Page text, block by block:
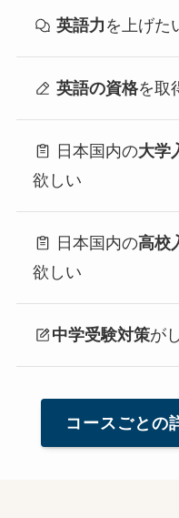
英語力 を上げた
英語の資格を取
日本国内の大学
欲しい
日本国内の高校
欲しい
中学受験対策が
コースごとの